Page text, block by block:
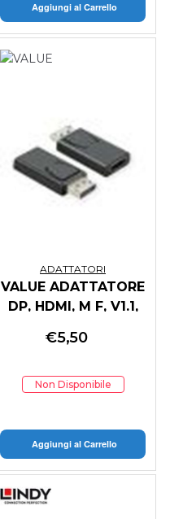
Aggiungi al Carrello
ADATTATORI
VALUE ADATTATORE
DP, HDMI, M F, V1.1,
€5,50
Non Disponibile
Aggiungi al Carrello